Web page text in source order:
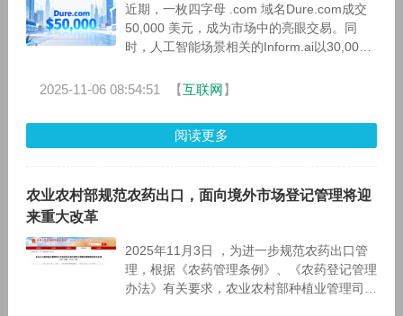
近期，一枚四字母 .com 域名Dure.com成交
50,000 美元，成为市场中的亮眼交易。同
时，人工智能场景相关的Inform.ai以30,000
看，品牌命
2025-11-06 08:54:51 【互联网】
阅读更多
农业农村部规范农药出口，面向境外市场登记管理将迎
来重大改革
2025年11月3日 ，为进一步规范农药出口管
理，根据《农药管理条例》、《农药登记管理
办法》有关要求，农业农村部种植业管理司发